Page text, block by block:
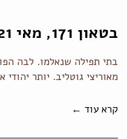
בטאון 171, מאי 2021
בתי תפילה שנאלמו. לבה
מאוריצי גוטליב. יותר יהודי
קרא עוד ←